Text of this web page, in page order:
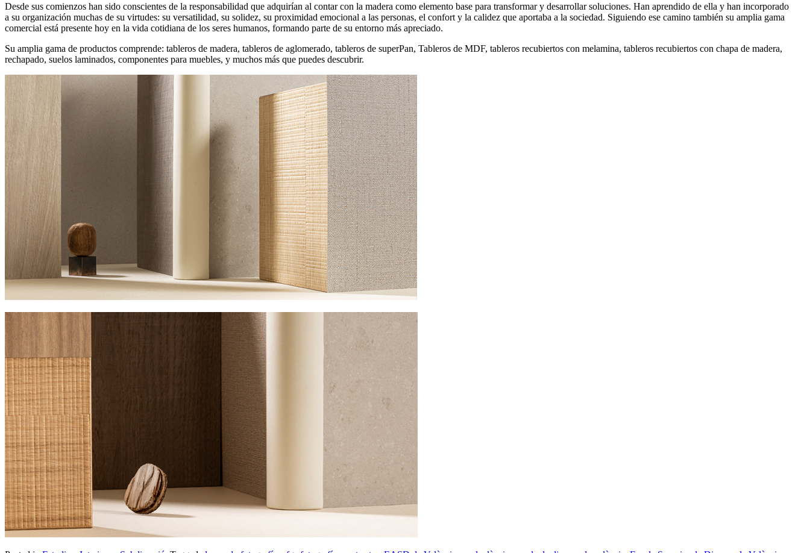
Desde sus comienzos han sido conscientes de la responsabilidad que adquirían al contar con la madera como elemento base para transformar y desarrollar soluciones. Han aprendido de ella y han incorporado
a su organización muchas de su virtudes: su versatilidad, su solidez, su proximidad emocional a las personas, el confort y la calidez que aportaba a la sociedad. Siguiendo ese camino también su amplia gama
comercial está presente hoy en la vida cotidiana de los seres humanos, formando parte de su entorno más apreciado.
Su amplia gama de productos comprende: tableros de madera, tableros de aglomerado, tableros de superPan, Tableros de MDF, tableros recubiertos con melamina, tableros recubiertos con chapa de madera,
rechapado, suelos laminados, componentes para muebles, y muchos más que puedes descubrir.